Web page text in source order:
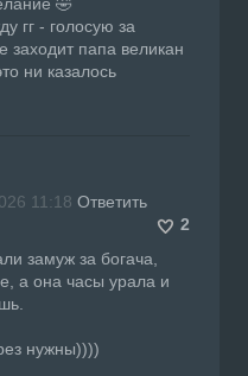
гг - голосую за
заходит папа великан
ни казалось
11:18 Ответить
2
замуж за богача,
а она часы урала и
нужны))))